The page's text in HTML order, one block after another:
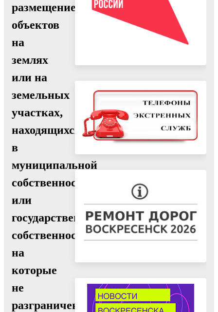
размещение
объектов
на
землях
или на
земельных
участках,
находящихся
в
муниципальной
собственности
или
государственная
собственность
на
которые
не
разграничена